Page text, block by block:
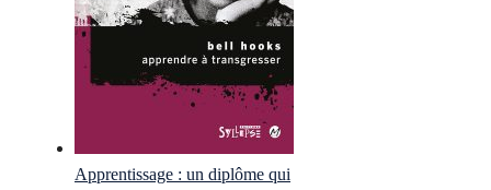
Apprentissage : un diplôme qui